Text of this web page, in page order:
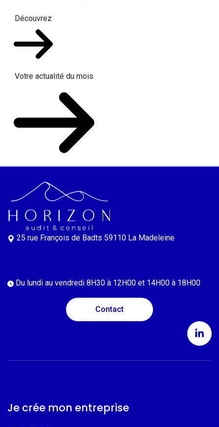
Découvrez
Votre actualité du mois
25 rue François de Badts 59110 La Madeleine
Du lundi au vendredi 8H30 à 12H00 et 14H00 à 18H00
Contact
Je crée mon entreprise